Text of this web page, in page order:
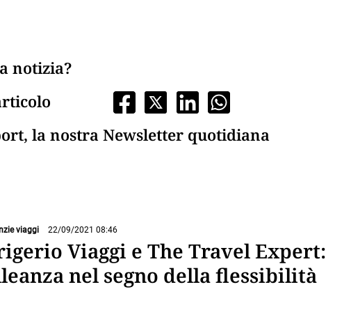
notizia?
la nostra Newsletter quotidiana
viaggi 22/09/2021 08:46
Viaggi e The Travel Expert:
nel segno della flessibilità